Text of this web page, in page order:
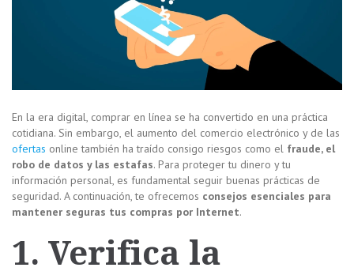
En la era digital, comprar en línea se ha convertido en una práctica
cotidiana. Sin embargo, el aumento del comercio electrónico y de las
ofertas online también ha traído consigo riesgos como el fraude, el
robo de datos y las estafas. Para proteger tu dinero y tu
información personal, es fundamental seguir buenas prácticas de
seguridad. A continuación, te ofrecemos consejos esenciales para
mantener seguras tus compras por Internet.
1. Verifica la